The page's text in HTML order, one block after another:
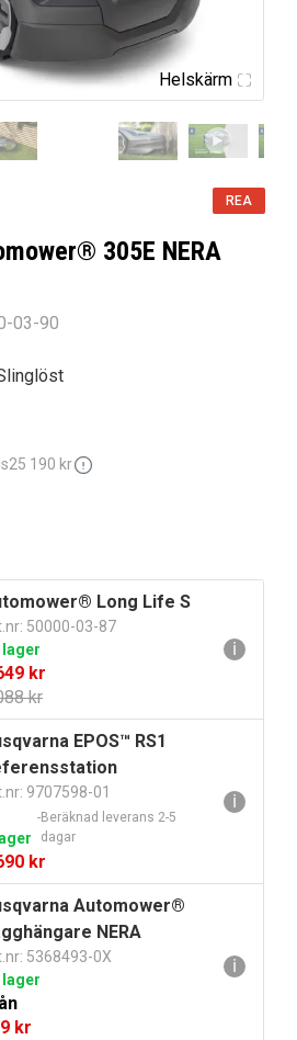
Helskärm
REA
305E NERA
03-90
25 190 kr
Long Life S
50000-03-87
I lager
kr
kr.
kr
kr.
ℹ
EPOS™ RS1
9707598-01
Beräknad leverans 2-5
dagar
kr
ℹ
Automower®
NERA
5368493-0X
I lager
kr
ℹ